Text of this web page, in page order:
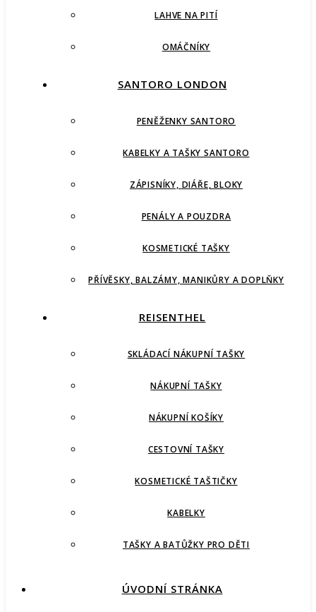
LAHVE NA PITÍ
OMÁČNÍKY
SANTORO LONDON
PENĚŽENKY SANTORO
KABELKY A TAŠKY SANTORO
ZÁPISNÍKY, DIÁŘE, BLOKY
PENÁLY A POUZDRA
KOSMETICKÉ TAŠKY
PŘÍVĚSKY, BALZÁMY, MANIKŮRY A DOPLŇKY
REISENTHEL
SKLÁDACÍ NÁKUPNÍ TAŠKY
NÁKUPNÍ TAŠKY
NÁKUPNÍ KOŠÍKY
CESTOVNÍ TAŠKY
KOSMETICKÉ TAŠTIČKY
KABELKY
TAŠKY A BATŮŽKY PRO DĚTI
ÚVODNÍ STRÁNKA